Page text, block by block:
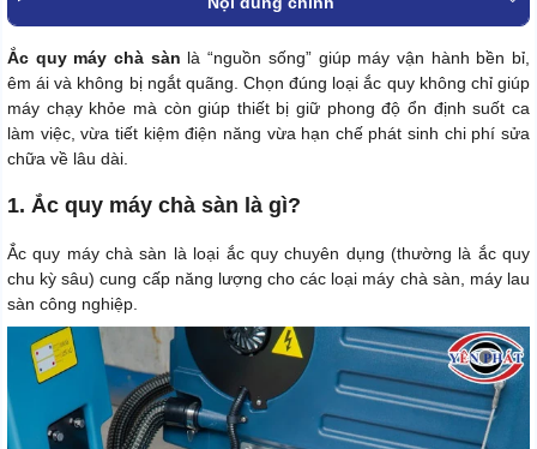
Ắc quy máy chà sàn là “nguồn sống” giúp máy vận hành bền bỉ,
êm ái và không bị ngắt quãng. Chọn đúng loại ắc quy không chỉ giúp
máy chạy khỏe mà còn giúp thiết bị giữ phong độ ổn định suốt ca
làm việc, vừa tiết kiệm điện năng vừa hạn chế phát sinh chi phí sửa
chữa về lâu dài.
1. Ắc quy máy chà sàn là gì?
Ắc quy máy chà sàn là loại ắc quy chuyên dụng (thường là ắc quy
chu kỳ sâu) cung cấp năng lượng cho các loại máy chà sàn, máy lau
sàn công nghiệp.